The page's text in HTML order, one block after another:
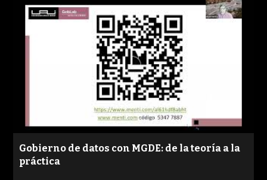
Gobierno de datos con MGDE: de la teoría a la
práctica
PUBLICADO
VISTAS